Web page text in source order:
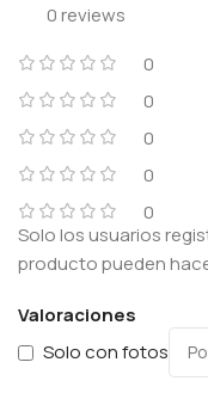
0 reviews
0
0
0
0
0
Valoraciones
Solo con fotos
Solo los usuarios
producto pueden